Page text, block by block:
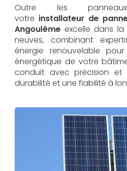
Outre les panneaux
votre installateur de
Angoulême excelle dans
neuves, combinant
énergie renouvelable
énergétique de votre
conduit avec précision et
durabilité et une fiabilité à